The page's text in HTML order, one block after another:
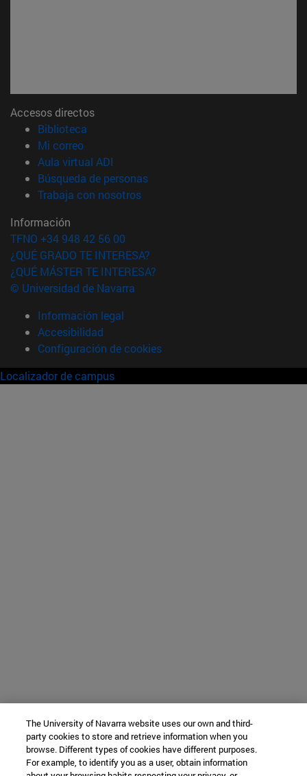
Accesos directos
Biblioteca
Mi correo(abre en nueva ventana)
Aula virtual ADI
Búsqueda de personas(abre en nueva ventana)
Trabaja con nosotros(abre en nueva ventana)
Información
TFNO +34 948 42 56 00
¿QUÉ GRADO TE INTERESA?
¿QUÉ MÁSTER TE INTERESA?
© Universidad de Navarra
Información legal
Accesibilidad
Configuración de cookies
Localizador de campus
The University of Navarra website uses our own and third-
party cookies to store and retrieve information when you
browse. Different types of cookies have different purposes.
For example, to identify you as a user, obtain information